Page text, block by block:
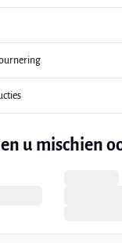
u mischien